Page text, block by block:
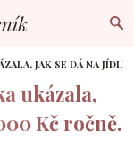
JAK SE DÁ NA
ukázala,
Kč ročně.